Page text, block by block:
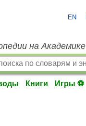
EN
на Академике
Книги Игры ⚽